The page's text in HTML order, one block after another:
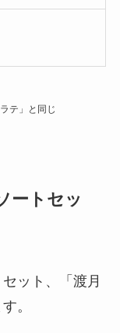
テ」と同じ
ートセッ
ット、「渡月
。